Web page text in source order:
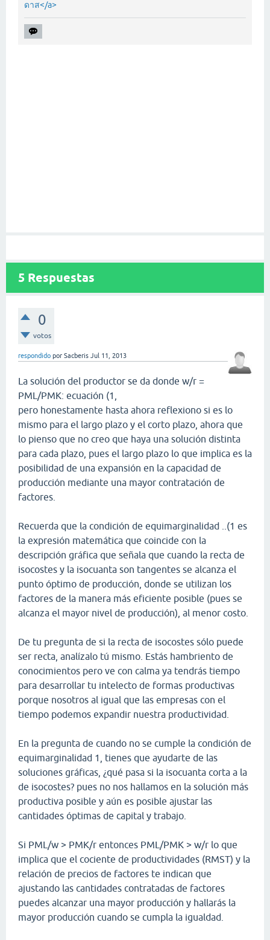
ดาส</a>
5 Respuestas
0
votos
respondido por Sacberis Jul 11, 2013
La solución del productor se da donde w/r =
PML/PMK: ecuación (1,
pero honestamente hasta ahora reflexiono si es lo
mismo para el largo plazo y el corto plazo, ahora que
lo pienso que no creo que haya una solución distinta
para cada plazo, pues el largo plazo lo que implica es la
posibilidad de una expansión en la capacidad de
producción mediante una mayor contratación de
factores.
Recuerda que la condición de equimarginalidad ..(1 es
la expresión matemática que coincide con la
descripción gráfica que señala que cuando la recta de
isocostes y la isocuanta son tangentes se alcanza el
punto óptimo de producción, donde se utilizan los
factores de la manera más eficiente posible (pues se
alcanza el mayor nivel de producción), al menor costo.
De tu pregunta de si la recta de isocostes sólo puede
ser recta, analízalo tú mismo. Estás hambriento de
conocimientos pero ve con calma ya tendrás tiempo
para desarrollar tu intelecto de formas productivas
porque nosotros al igual que las empresas con el
tiempo podemos expandir nuestra productividad.
En la pregunta de cuando no se cumple la condición de
equimarginalidad 1, tienes que ayudarte de las
soluciones gráficas, ¿qué pasa si la isocuanta corta a la
de isocostes? pues no nos hallamos en la solución más
productiva posible y aún es posible ajustar las
cantidades óptimas de capital y trabajo.
Si PML/w > PMK/r entonces PML/PMK > w/r lo que
implica que el cociente de productividades (RMST) y la
relación de precios de factores te indican que
ajustando las cantidades contratadas de factores
puedes alcanzar una mayor producción y hallarás la
mayor producción cuando se cumpla la igualdad.